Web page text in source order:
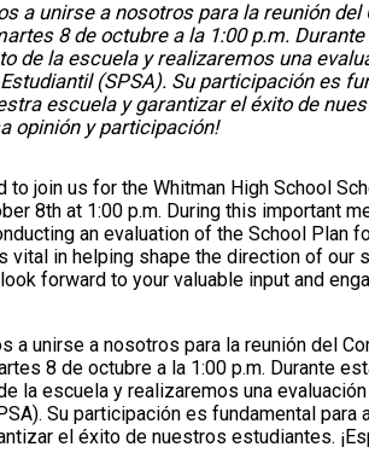
a unirse a nosotros para la reunión
8 de octubre a la 1:00 p.m.
de la escuela y realizaremos una
(SPSA). Su participación es
escuela y garantizar el éxito de
opinión y participación!
to join us for the Whitman High School
8th at 1:00 p.m. During this important
an evaluation of the School Plan
vital in helping shape the direction of our
forward to your valuable input and
a unirse a nosotros para la reunión del
8 de octubre a la 1:00 p.m. Durante
la escuela y realizaremos una
Su participación es fundamental para
el éxito de nuestros estudiantes.